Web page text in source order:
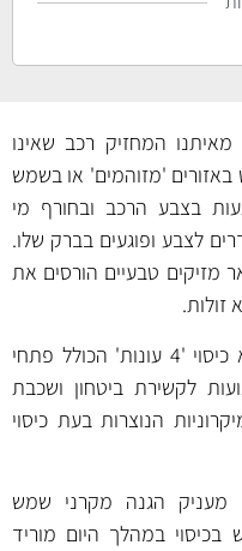
מאיתנו המחזיק רכב שאינו
באזורים 'מזוהמים' או בשמש
בצבע הרכב ובחורף מי
לצבע ופוגעים בברק שלו.
מזיקים טבעיים הורסים את
זולות.
כיסוי הרכב PATRIOT מבית HR הוא כיסוי '4 עונות' הכולל פתחי
לקשירת ביטחון ושכבת
הנוצרות בעת כיסוי
מעניק הגנה מקרני שמש
בכיסוי במהלך היום מוריד